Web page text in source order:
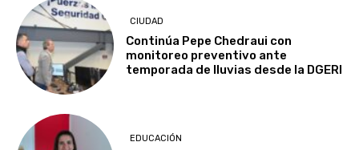
CIUDAD
Continúa Pepe Chedraui con
monitoreo preventivo ante
temporada de lluvias desde la DGERI
EDUCACIÓN